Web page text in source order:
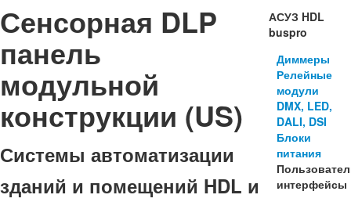
Сенсорная DLP
панель
модульной
конструкции (US)
Системы автоматизации
зданий и помещений HDL и
АСУЗ HDL
buspro
Диммеры
Релейные
модули
DMX, LED,
DALI, DSI
Блоки
питания
интерфейсы